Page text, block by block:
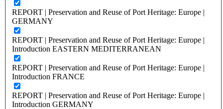
REPORT | Preservation and Reuse of Port Heritage: Europe |
GERMANY
REPORT | Preservation and Reuse of Port Heritage: Europe |
Introduction EASTERN MEDITERRANEAN
REPORT | Preservation and Reuse of Port Heritage: Europe |
Introduction FRANCE
REPORT | Preservation and Reuse of Port Heritage: Europe |
Introduction GERMANY